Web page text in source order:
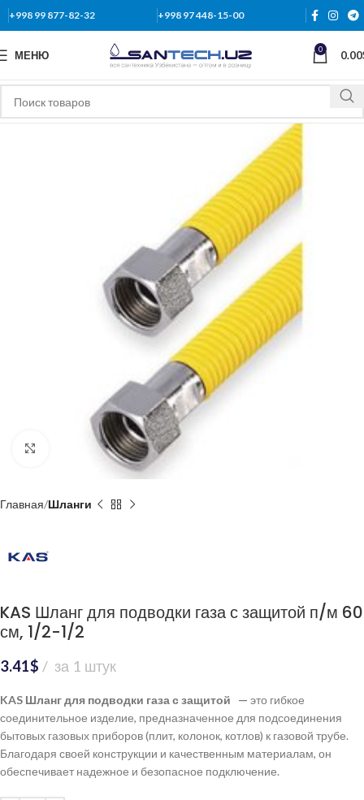
+998 99 877-82-32 +998 97 448-15-00
МЕНЮ 0 0.00
Нажмите, чтобы увеличить
Главная Шланги
KAS Шланг для подводки газа с защитой п/м 60
см, 1/2-1/2
3.41$ за 1 штук
KAS Шланг для подводки газа с защитой — это гибкое
соединительное изделие, предназначенное для подсоединения
бытовых газовых приборов (плит, колонок, котлов) к газовой трубе.
Благодаря своей конструкции и качественным материалам, он
обеспечивает надежное и безопасное подключение.